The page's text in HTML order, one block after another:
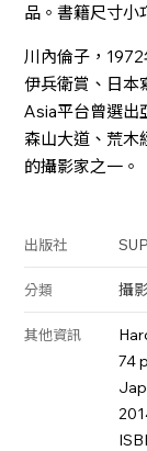
品。書籍尺寸小
川內倫子，
伊兵衛賞、日
Asia平台曾選出
森山大道、荒木
的攝影家之一。
出版社
分類 攝
其他資訊
74